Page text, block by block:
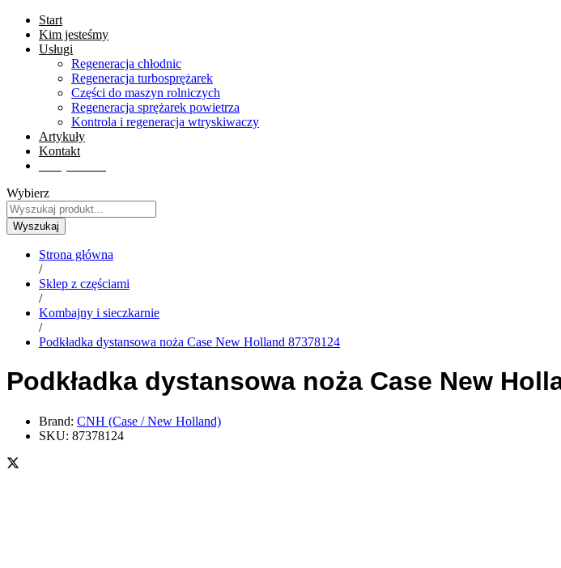
Start
Kim jesteśmy
Usługi
Regeneracja chłodnic
Regeneracja turbosprężarek
Części do maszyn rolniczych
Regeneracja sprężarek powietrza
Kontrola i regeneracja wtryskiwaczy
Artykuły
Kontakt
Wybierz
Wyszukaj
Strona główna
/
Sklep z częściami
/
Kombajny i sieczkarnie
/
Podkładka dystansowa noża Case New Holland 87378124
Podkładka dystansowa noża Case New
Brand: CNH (Case / New Holland)
SKU: 87378124